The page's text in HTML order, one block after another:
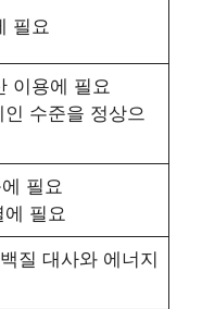
필요
이용에 필요
수준을 정상으
필요
필요
질 대사와 에너지